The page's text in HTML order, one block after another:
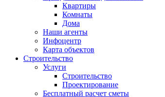
Квартиры
Комнаты
Дома
Наши агенты
Инфоцентр
Карта объектов
Строительство
Услуги
Строительство
Проектирование
Бесплатный расчет сметы